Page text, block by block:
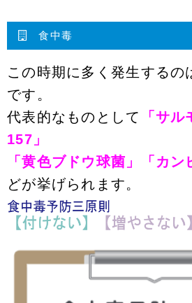
食中毒
この時期に多く発生するの
です。
代表的なものとして
「サ
157」
「黄色ブドウ球菌」「カン
どが挙げられます。